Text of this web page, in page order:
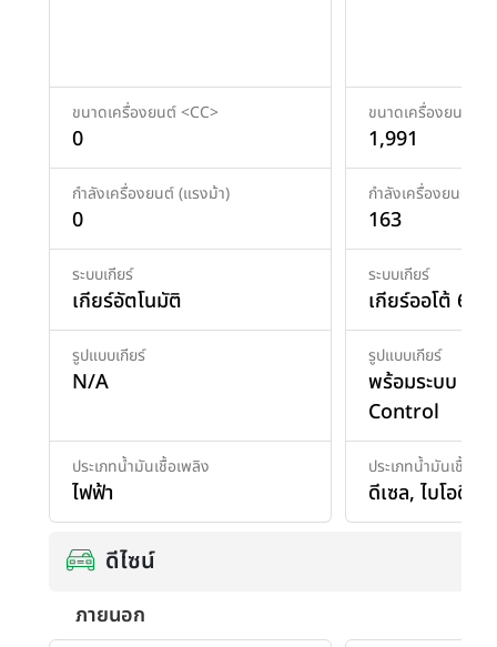
ขนาดเครื่องยนต์ <CC>
0
กำลังเครื่องยนต์ (แรงม้า)
0
ระบบเกียร์
เกียร์อัตโนมัติ
รูปแบบเกียร์
N/A
ประเภทน้ำมันเชื้อเพลิง
ไฟฟ้า
ขนาดเครื่องยนต์
1,991
กำลังเครื่องยนต์ (แ
163
ระบบเกียร์
เกียร์ออโต้ 6AT
รูปแบบเกียร์
พร้อมระบบ
Control
ประเภทน้ำมันเชื้อเพ
ดีเซล, ไบโอดีเซ
ดีไซน์
ภายนอก